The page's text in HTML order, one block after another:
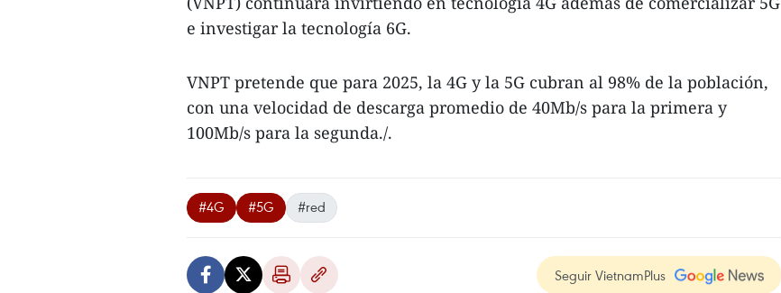
e investigar la tecnología 6G.
VNPT pretende que para 2025, la 4G y la 5G cubran al 98% de la población,
con una velocidad de descarga promedio de 40Mb/s para la primera y
100Mb/s para la segunda./.
#4G #5G #red
Seguir VietnamPlus